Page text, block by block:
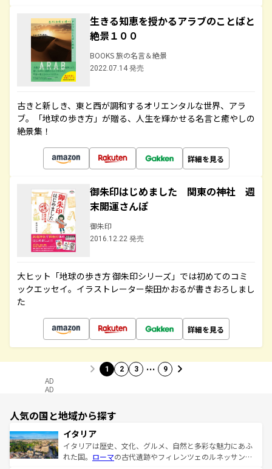
生きる知恵を授かるアラブのことばと
絶景１００
BOOKS 旅の名言＆絶景
2022.07.14 発売
古きと新しき、東と西が調和するオリエンタルな世界、アラ
ブ。「地球の歩き方」が贈る、人生を輝かせる名言と癒やしの
絶景集！
詳細を見る
御朱印はじめました 関東の神社 週
末開運さんぽ
御朱印
2016.12.22 発売
大ヒット「地球の歩き方 御朱印シリーズ」では初めてのコミ
ックエッセイ。イラストレーター柴田かおるが書きおろしまし
た
詳細を見る
1 2 3 … 9
AD
AD
人気の国と地域から探す
イタリア
イタリアは歴史、文化、グルメ、自然と多彩な魅力にあふ
れた国。 ローマの古代遺跡やフィレンツェのルネッサンス